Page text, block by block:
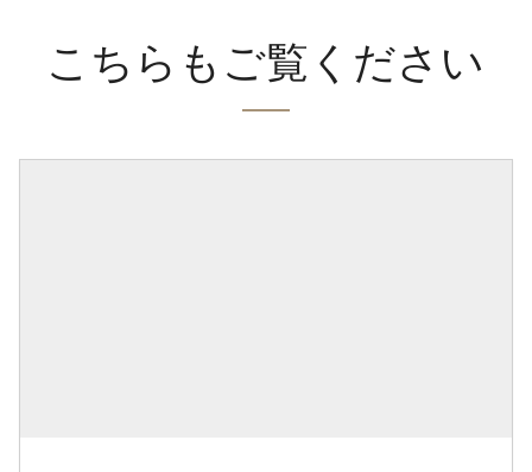
こちらもご覧ください